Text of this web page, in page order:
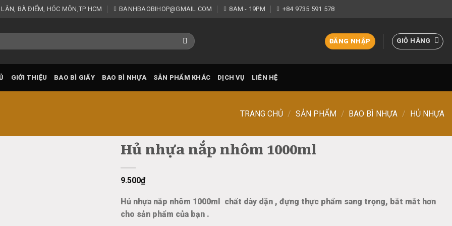
BÀ ĐIỂM, HÓC MÔN,TP HCM BANHBAOBIHOP@GMAIL.COM 8AM - 19PM +84 9735 591 578
ĐĂNG NHẬP GIỎ HÀNG
GIỚI THIỆU BAO BÌ GIẤY BAO BÌ NHỰA SẢN PHẨM KHÁC DỊCH VỤ LIÊN HỆ
TRANG CHỦ / SẢN PHẨM / BAO BÌ NHỰA / HỦ NHỰA
Hủ nhựa nắp nhôm 1000ml
9.500₫
Hủ nhựa nắp nhôm 1000ml chất dày dặn , đựng thực phẩm sang trọng, bắt mắt hơn
cho sản phẩm của bạn .